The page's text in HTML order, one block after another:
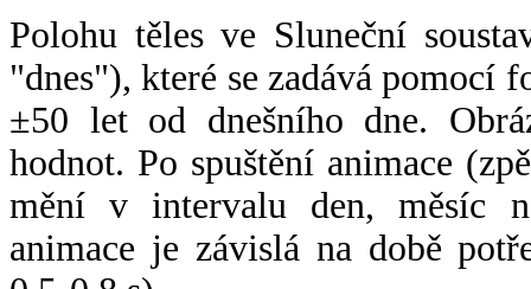
Polohu těles ve Sluneční
"dnes"), které se zadává pomocí
±50 let od dnešního dne.
hodnot. Po spuštění animace
mění v intervalu den, měsíc
animace je závislá na době